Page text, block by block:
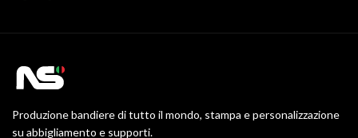
Produzione bandiere di tutto il mondo, stampa e personalizzazione
su abbigliamento e supporti.